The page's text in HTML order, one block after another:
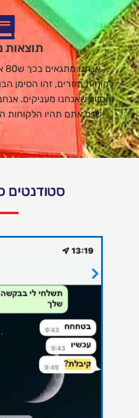
תוצאות
לקוחות חוזרים, זהו הסימן
והסיוע שאנחנו מעניקים.
שגם אתם תהיו הלקוחות
סטודנטים